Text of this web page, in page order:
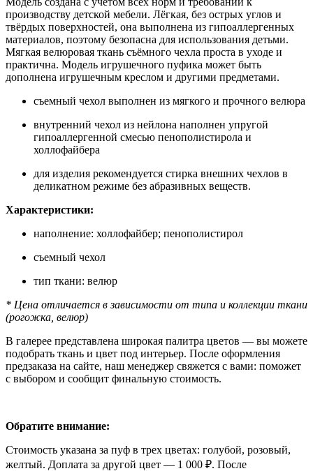
производству детской мебели. Лёгкая, без острых углов и
твёрдых поверхностей, она выполнена из гипоаллергенных
материалов, поэтому безопасна для использования детьми.
Мягкая велюровая ткань съёмного чехла проста в уходе и
практична. Модель игрушечного пуфика может быть
дополнена игрушечным креслом и другими предметами.
съемный чехол выполнен из мягкого и прочного велюра
внутренний чехол из нейлона наполнен упругой
гипоаллергенной смесью пенополистирола и
холлофайбера
для изделия рекомендуется стирка внешних чехлов в
деликатном режиме без абразивных веществ.
Характеристики:
наполнение: холлофайбер; пенополистирол
съемный чехол
тип ткани: велюр
* Цена отличается в зависимости от типа и коллекции ткани
(рогожка, велюр)
В галерее представлена широкая палитра цветов — вы можете
подобрать ткань и цвет под интерьер. После оформления
предзаказа на сайте, наш менеджер свяжется с вами: поможет
с выбором и сообщит финальную стоимость.
Обратите внимание:
Стоимость указана за пуф в трех цветах: голубой, розовый,
желтый. Доплата за другой цвет — 1 000 ₽. После